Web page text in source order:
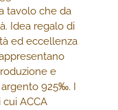
tavolo che da
Idea regalo di
ed eccellenza
e
925‰. I
ACCA